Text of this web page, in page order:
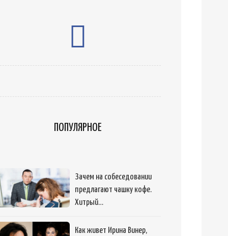
ПОПУЛЯРНОЕ
Зачем на собеседовании
предлагают чашку кофе.
Хитрый…
Как живет Ирина Винер,